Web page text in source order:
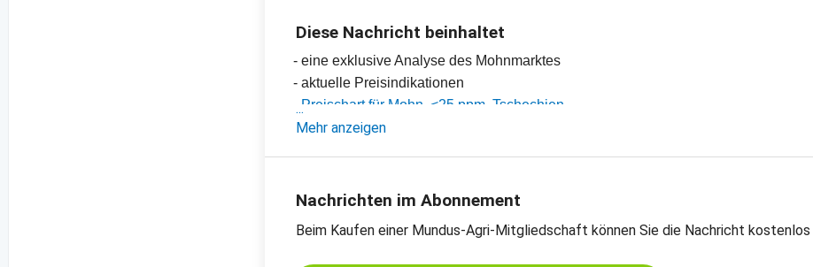
Diese Nachricht beinhaltet
- eine exklusive Analyse des Mohnmarktes
- aktuelle Preisindikationen
Preischart für Mohn, <25 ppm, Tschechien
-Preischart für Mohn, <25 ppm, Türkei
Mehr anzeigen
Nachrichten im Abonnement
Beim Kaufen einer Mundus-Agri-Mitgliedschaft können Sie die Nachricht